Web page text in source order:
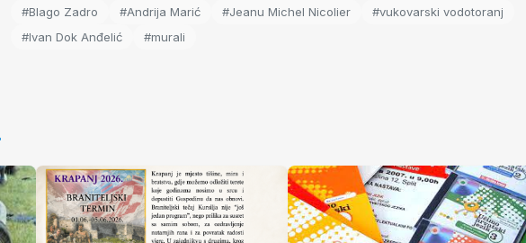
#Blago Zadro
#Andrija Marić #Jeanu Michel Nicolier
#vukovarski vodotoranj
#Ivan Dok Anđelić
#murali